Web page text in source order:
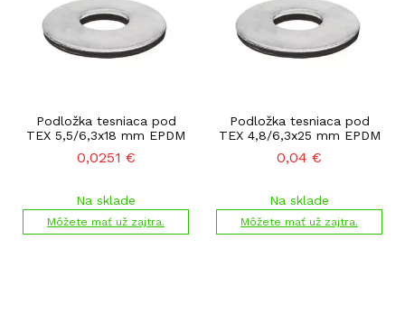
Podložka tesniaca pod
TEX 5,5/6,3x18 mm EPDM
0,0251 €
Na sklade
Môžete mať už zajtra.
Podložka tesniaca pod
TEX 4,8/6,3x25 mm EPDM
0,04 €
Na sklade
Môžete mať už zajtra.